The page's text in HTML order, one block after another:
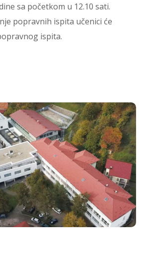
sa početkom u 12.10 sati.
popravnih ispita učenici će
ispita.